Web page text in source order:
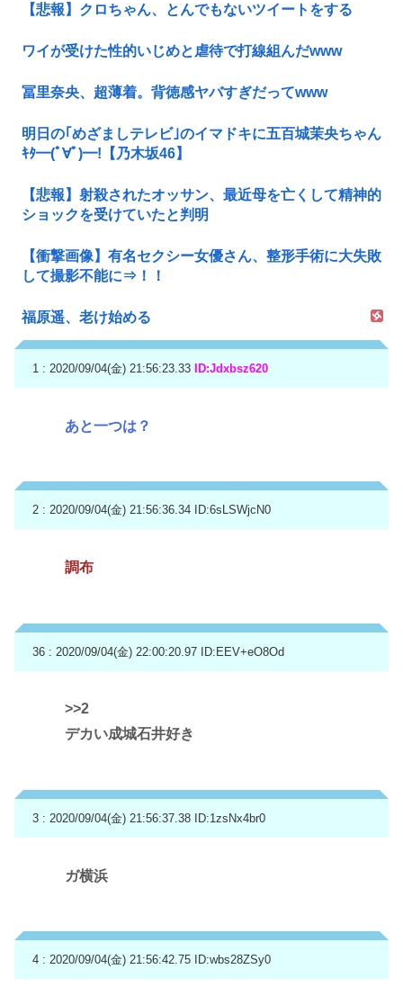
【悲報】クロちゃん、とんでもないツイートをする
ワイが受けた性的いじめと虐待で打線組んだwww
冨里奈央、超薄着。背徳感ヤバすぎだってwww
明日の｢めざましテレビ｣のイマドキに五百城茉央ちゃん
ｷﾀ━(ﾟ∀ﾟ)━!【乃木坂46】
【悲報】射殺されたオッサン、最近母を亡くして精神的
ショックを受けていたと判明
【衝撃画像】有名セクシー女優さん、整形手術に大失敗
して撮影不能に⇒！！
福原遥、老け始める
1 : 2020/09/04(金) 21:56:23.33 ID:Jdxbsz620
あと一つは？
2 : 2020/09/04(金) 21:56:36.34 ID:6sLSWjcN0
調布
36 : 2020/09/04(金) 22:00:20.97 ID:EEV+eO8Od
>>2
デカい成城石井好き
3 : 2020/09/04(金) 21:56:37.38 ID:1zsNx4br0
ガ横浜
4 : 2020/09/04(金) 21:56:42.75 ID:wbs28ZSy0